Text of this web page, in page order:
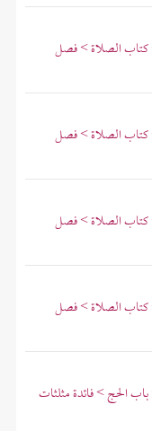
كتاب الصلاة > فصل
كتاب الصلاة > فصل
كتاب الصلاة > فصل
كتاب الصلاة > فصل
الحج > فائدة مثلثات